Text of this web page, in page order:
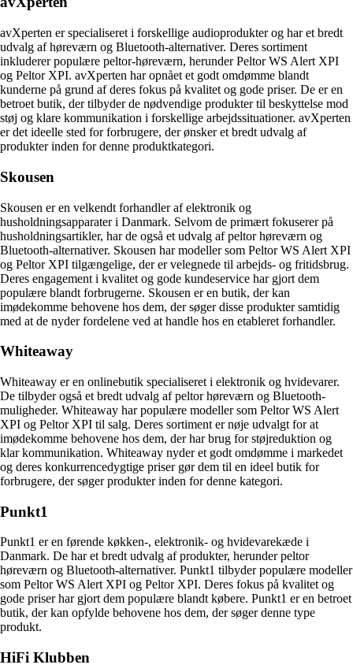
avXperten er specialiseret i forskellige audioprodukter og har et bredt
udvalg af høreværn og Bluetooth-alternativer. Deres sortiment
inkluderer populære peltor-høreværn, herunder Peltor WS Alert XPI
og Peltor XPI. avXperten har opnået et godt omdømme blandt
kunderne på grund af deres fokus på kvalitet og gode priser. De er en
betroet butik, der tilbyder de nødvendige produkter til beskyttelse mod
støj og klare kommunikation i forskellige arbejdssituationer. avXperten
er det ideelle sted for forbrugere, der ønsker et bredt udvalg af
produkter inden for denne produktkategori.
Skousen
Skousen er en velkendt forhandler af elektronik og
husholdningsapparater i Danmark. Selvom de primært fokuserer på
husholdningsartikler, har de også et udvalg af peltor høreværn og
Bluetooth-alternativer. Skousen har modeller som Peltor WS Alert XPI
og Peltor XPI tilgængelige, der er velegnede til arbejds- og fritidsbrug.
Deres engagement i kvalitet og gode kundeservice har gjort dem
populære blandt forbrugerne. Skousen er en butik, der kan
imødekomme behovene hos dem, der søger disse produkter samtidig
med at de nyder fordelene ved at handle hos en etableret forhandler.
Whiteaway
Whiteaway er en onlinebutik specialiseret i elektronik og hvidevarer.
De tilbyder også et bredt udvalg af peltor høreværn og Bluetooth-
muligheder. Whiteaway har populære modeller som Peltor WS Alert
XPI og Peltor XPI til salg. Deres sortiment er nøje udvalgt for at
imødekomme behovene hos dem, der har brug for støjreduktion og
klar kommunikation. Whiteaway nyder et godt omdømme i markedet
og deres konkurrencedygtige priser gør dem til en ideel butik for
forbrugere, der søger produkter inden for denne kategori.
Punkt1
Punkt1 er en førende køkken-, elektronik- og hvidevarekæde i
Danmark. De har et bredt udvalg af produkter, herunder peltor
høreværn og Bluetooth-alternativer. Punkt1 tilbyder populære modeller
som Peltor WS Alert XPI og Peltor XPI. Deres fokus på kvalitet og
gode priser har gjort dem populære blandt købere. Punkt1 er en betroet
butik, der kan opfylde behovene hos dem, der søger denne type
produkt.
HiFi Klubben